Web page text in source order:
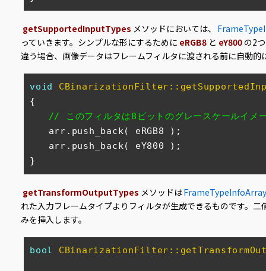
getSupportedInputTypes メソッドにおいては、
っていきます。シンプルな形にするために eRGB8 と eY800 の2
違う場合、画像データはフレームフィルタに渡される前に自動的
void
{
// このフィルタは8ビットのグレースケールイメ
arr.push_back( eRGB8 );
arr.push_back( eY800 );
}
getTransformOutputTypes メソッドはFrameTypeInfoArray
れた入力フレームタイプよりフィルタが生成できるものです。
みを挿入します。
bool